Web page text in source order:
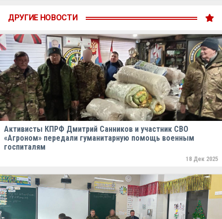
ДРУГИЕ НОВОСТИ
Активисты КПРФ Дмитрий Санников и участник СВО
«Агроном» передали гуманитарную помощь военным
госпиталям
18 Дек 2025